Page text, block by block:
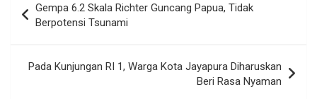
pos
Gempa 6.2 Skala Richter Guncang Papua, Tidak
Berpotensi Tsunami
Pada Kunjungan RI 1, Warga Kota Jayapura Diharuskan
Beri Rasa Nyaman